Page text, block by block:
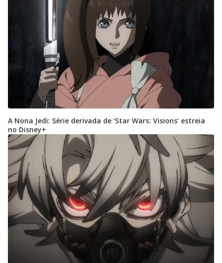
A Nona Jedi: Série derivada de ‘Star Wars: Visions’ estreia
no Disney+